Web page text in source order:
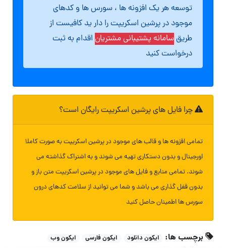
توسعه هر یک افزونه ها ، سورس ها و کدهای
موجود در پرشین اسکریپت را دار ید کافیست از
طریقسامانه پشتیبانی مشتریان اقدام به ثبت
درخواست کنید
چرا فایل های پرشین اسکریپت رایگان است؟
تمامی افزونه ها و قالب های موجود در پرشین اسکریپت به صورت کاملا
اورجینال و بدون دستکاری تهیه می شوند و به اشتراک گذاشته می
شوند. تمامی منابع و فایل های موجود در پرشین اسکریپت متن باز و
بدون قفل گذاری می باشد و شما می توانید از سلامت کدهای درون
سورس ها اطمینان حاصل کنید
برچسب ها: ایکون دانلود ایکون فارسی
ایکون وب